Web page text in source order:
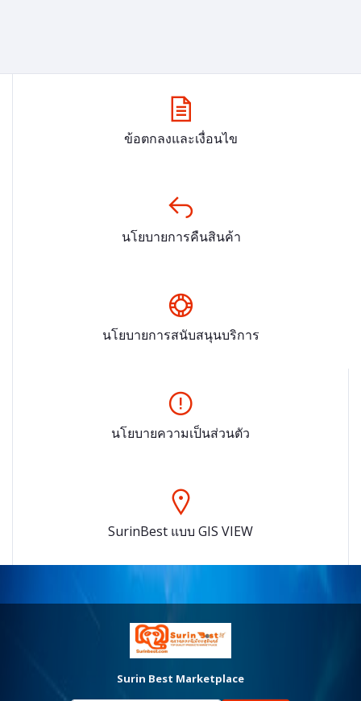
ข้อตกลงและเงื่อนไข
นโยบายการคืนสินค้า
นโยบายการสนับสนุนบริการ
นโยบายความเป็นส่วนตัว
SurinBest แบบ GIS VIEW
Surin Best Marketplace